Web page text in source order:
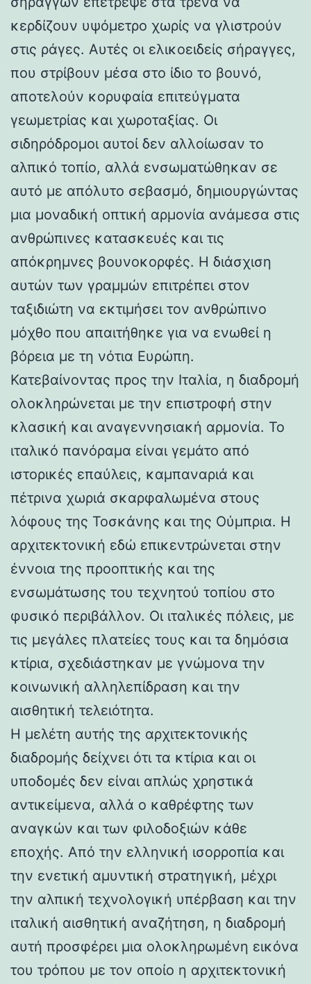
κερδίζουν υψόμετρο χωρίς να γλιστρούν
στις ράγες. Αυτές οι ελικοειδείς σήραγγες,
που στρίβουν μέσα στο ίδιο το βουνό,
αποτελούν κορυφαία επιτεύγματα
γεωμετρίας και χωροταξίας. Οι
σιδηρόδρομοι αυτοί δεν αλλοίωσαν το
αλπικό τοπίο, αλλά ενσωματώθηκαν σε
αυτό με απόλυτο σεβασμό, δημιουργώντας
μια μοναδική οπτική αρμονία ανάμεσα στις
ανθρώπινες κατασκευές και τις
απόκρημνες βουνοκορφές. Η διάσχιση
αυτών των γραμμών επιτρέπει στον
ταξιδιώτη να εκτιμήσει τον ανθρώπινο
μόχθο που απαιτήθηκε για να ενωθεί η
βόρεια με τη νότια Ευρώπη.
Κατεβαίνοντας προς την Ιταλία, η διαδρομή
ολοκληρώνεται με την επιστροφή στην
κλασική και αναγεννησιακή αρμονία. Το
ιταλικό πανόραμα είναι γεμάτο από
ιστορικές επαύλεις, καμπαναριά και
πέτρινα χωριά σκαρφαλωμένα στους
λόφους της Τοσκάνης και της Ούμπρια. Η
αρχιτεκτονική εδώ επικεντρώνεται στην
έννοια της προοπτικής και της
ενσωμάτωσης του τεχνητού τοπίου στο
φυσικό περιβάλλον. Οι ιταλικές πόλεις, με
τις μεγάλες πλατείες τους και τα δημόσια
κτίρια, σχεδιάστηκαν με γνώμονα την
κοινωνική αλληλεπίδραση και την
αισθητική τελειότητα.
Η μελέτη αυτής της αρχιτεκτονικής
διαδρομής δείχνει ότι τα κτίρια και οι
υποδομές δεν είναι απλώς χρηστικά
αντικείμενα, αλλά ο καθρέφτης των
αναγκών και των φιλοδοξιών κάθε
εποχής. Από την ελληνική ισορροπία και
την ενετική αμυντική στρατηγική, μέχρι
την αλπική τεχνολογική υπέρβαση και την
ιταλική αισθητική αναζήτηση, η διαδρομή
αυτή προσφέρει μια ολοκληρωμένη εικόνα
του τρόπου με τον οποίο η αρχιτεκτονική